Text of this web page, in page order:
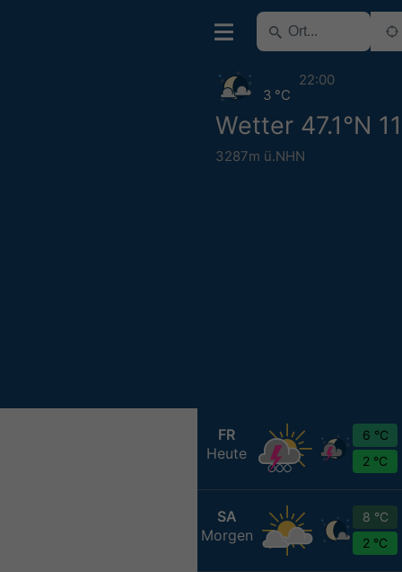
Wetter 47.1°N
3287m ü.NHN
3 °C
22:00
FR
Heute
6 °C
2 °C
SA
Morgen
8 °C
2 °C